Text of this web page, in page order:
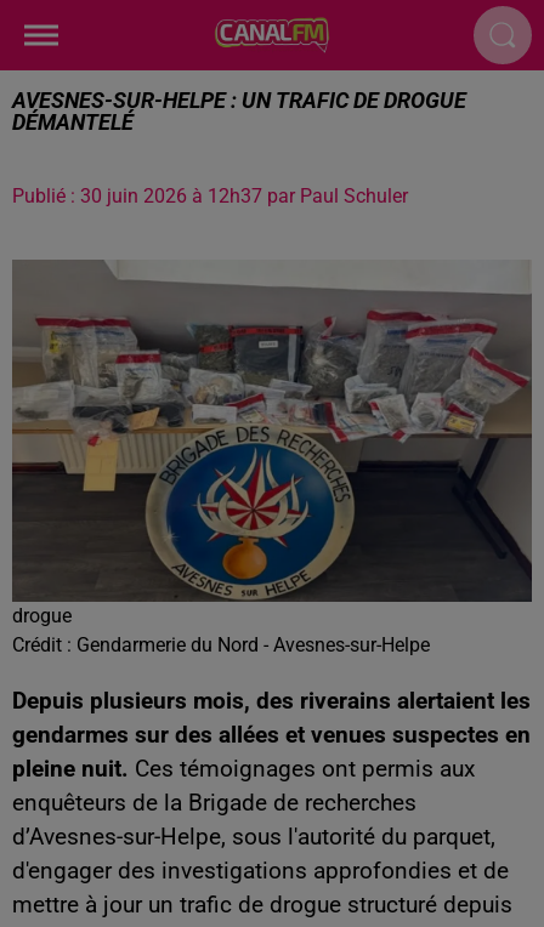
AVESNES-SUR-HELPE : UN TRAFIC DE DROGUE
DÉMANTELÉ
Publié : 30 juin 2026 à 12h37 par Paul Schuler
drogue
Crédit : Gendarmerie du Nord - Avesnes-sur-Helpe
Depuis plusieurs mois, des riverains alertaient les
gendarmes sur des allées et venues suspectes en
pleine nuit. Ces témoignages ont permis aux
enquêteurs de la Brigade de recherches
d’Avesnes-sur-Helpe, sous l'autorité du parquet,
d'engager des investigations approfondies et de
mettre à jour un trafic de drogue structuré depuis